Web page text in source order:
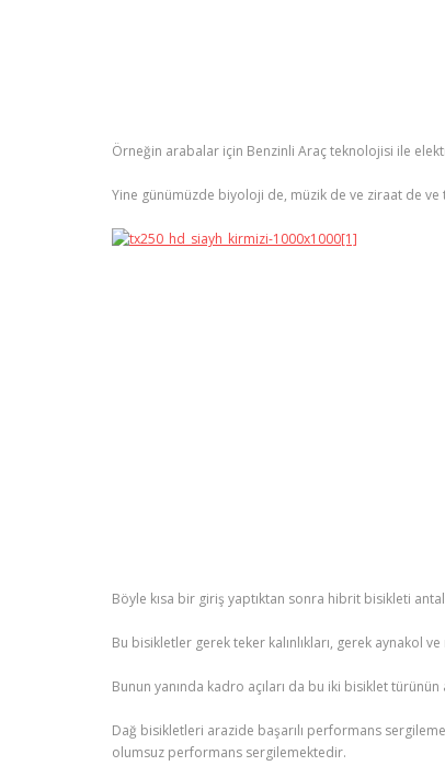
Örneğin arabalar için Benzinli Araç teknolojisi ile
Yine günümüzde biyoloji de, müzik de ve ziraat de
Böyle kısa bir giriş yaptıktan sonra hibrit bisikleti
Bu bisikletler gerek teker kalınlıkları, gerek aynakol
Bunun yanında kadro açıları da bu iki bisiklet
Dağ bisikletleri arazide başarılı performans
olumsuz performans sergilemektedir.